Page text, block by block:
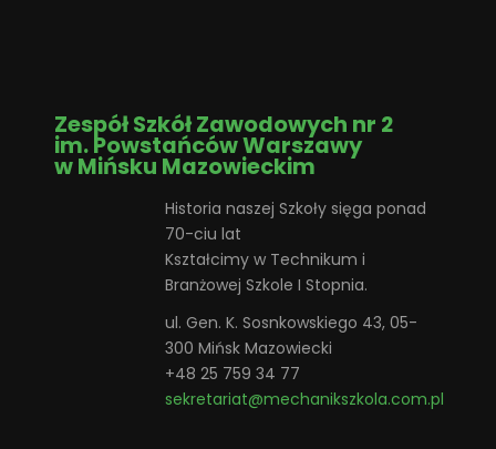
Zespół Szkół Zawodowych nr 2
im. Powstańców Warszawy
w Mińsku Mazowieckim
Historia naszej Szkoły sięga ponad
70-ciu lat
Kształcimy w Technikum i
Branżowej Szkole I Stopnia.
ul. Gen. K. Sosnkowskiego 43, 05-
300 Mińsk Mazowiecki
+48 25 759 34 77
sekretariat@mechanikszkola.com.pl